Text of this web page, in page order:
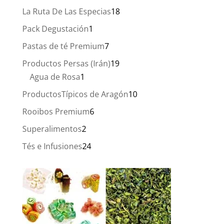
productos
La Ruta De Las Especias1818
Pack Degustación1
producto
Pastas de té Premium77
productos
Productos Persas (Irán)1919
Agua de Rosa1
producto
ProductosTípicos de Aragón1010
Rooibos Premium66
Superalimentos22
productos
Tés e Infusiones2424